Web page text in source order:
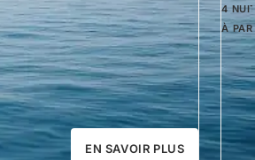
EN SAVOIR PLUS
4
À